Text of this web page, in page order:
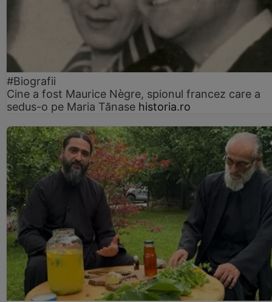
#Biografii
Cine a fost Maurice Nègre, spionul francez care a
sedus-o pe Maria Tănase historia.ro